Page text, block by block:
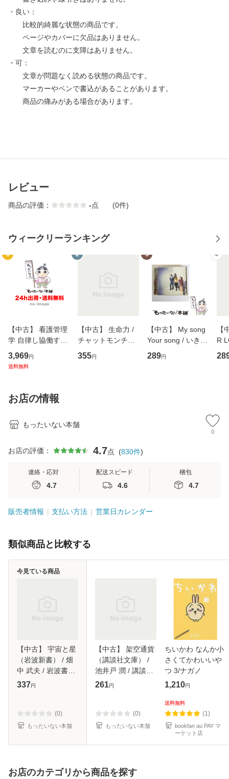
・良い：
比較的綺麗な状態の商品です。
ページやカバーに欠品はありません。
文章を読むのに支障はありません。
・可：
文章が問題なく読める状態の商品です。
マーカーやペンで書込があることがあります。
商品の痛みがある場合があります。
レビュー
商品の評価： -点 (0件)
ウィークリーランキング
1
【中古】 看護管理
学 自律し協働する
専門職の看護マネ
ジメントスキル 改
恵 藤本幸三 / 南江
堂 [単行
3,969円
送料無料
2
【中古】 生命力 /
チャットモンチー /
キューンレコード
[CD]【メール便送
355円
3
【中古】 My song
Your song / いきも
のがかり / [CD]
【メール便送料無
289円
4
【
R
産
お店の情報
もったいない本舗
0
お店の評価： 4.7点 (830件)
連絡・応対
4.7
配送スピード
4.6
梱包
4.7
販売者情報 支払い方法 営業日カレンダー
類似商品と比較する
【中古】 宇宙と星
（岩波新書） / 畑
中 武夫 / 岩波書店
[新書]【メール便送
337円
(0)
もったいない本舗
今見ている商品
【中古】 架空通貨
（講談社文庫） /
池井戸 潤 / 講談社
[文庫]【メール便送
261円
(0)
もったいない本舗
ちいかわ なんか小
さくてかわいいや
つ 3/ナガノ
1,210円
送料無料
(1)
bookfan au PAY マ
ーケット店
お店のカテゴリから商品を探す